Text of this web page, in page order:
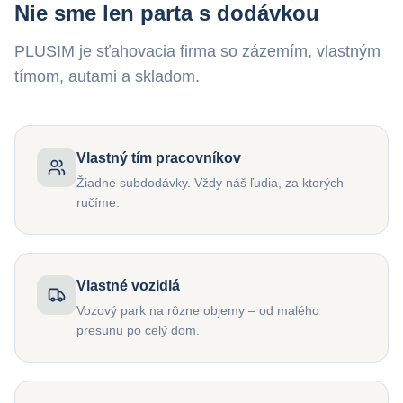
Nie sme len parta s dodávkou
PLUSIM je sťahovacia firma so zázemím, vlastným
tímom, autami a skladom.
Vlastný tím pracovníkov
Žiadne subdodávky. Vždy náš ľudia, za ktorých
ručíme.
Vlastné vozidlá
Vozový park na rôzne objemy – od malého
presunu po celý dom.